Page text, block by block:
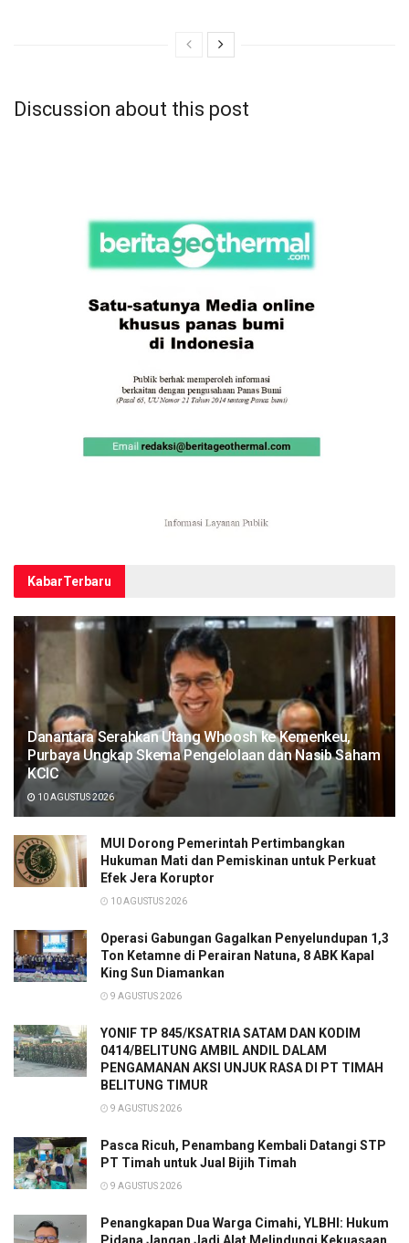
Discussion about this post
KabarTerbaru
Danantara Serahkan Utang Whoosh ke Kemenkeu,
Purbaya Ungkap Skema Pengelolaan dan Nasib Saham
KCIC
10 AGUSTUS 2026
MUI Dorong Pemerintah Pertimbangkan
Hukuman Mati dan Pemiskinan untuk Perkuat
Efek Jera Koruptor
10 AGUSTUS 2026
Operasi Gabungan Gagalkan Penyelundupan 1,3
Ton Ketamne di Perairan Natuna, 8 ABK Kapal
King Sun Diamankan
9 AGUSTUS 2026
YONIF TP 845/KSATRIA SATAM DAN KODIM
0414/BELITUNG AMBIL ANDIL DALAM
PENGAMANAN AKSI UNJUK RASA DI PT TIMAH
BELITUNG TIMUR
9 AGUSTUS 2026
Pasca Ricuh, Penambang Kembali Datangi STP
PT Timah untuk Jual Bijih Timah
9 AGUSTUS 2026
Penangkapan Dua Warga Cimahi, YLBHI: Hukum